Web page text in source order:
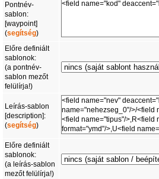
Pontnév-
sablon:
[waypoint]
(segítség)
Előre definiált
sablonok:
(a pontnév-
sablon mezőt
felülírja!)
Leírás-sablon
[description]:
(segítség)
Előre definiált
sablonok:
(a leírás-sablon
mezőt felülírja!)